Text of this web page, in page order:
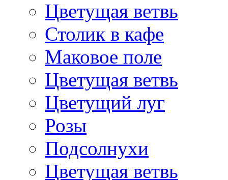
Цветущая ветвь
Столик в кафе
Маковое поле
Цветущая ветвь
Цветущий луг
Розы
Подсолнухи
Цветущая ветвь